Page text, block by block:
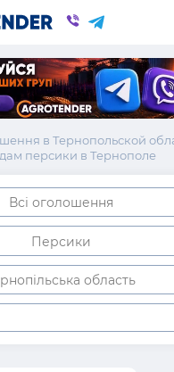
в Тернопольской
персики в Тернополе
Всі оголошення
Персики
область